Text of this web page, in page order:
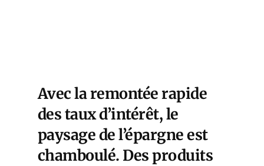
Avec la remontée rapide
des taux d’intérêt, le
paysage de l’épargne est
chamboulé. Des produits